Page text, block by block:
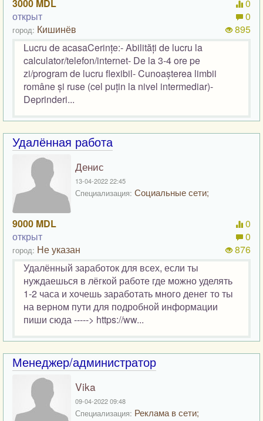
3000 MDL
открыт
город: Кишинёв
0
0
895
Lucru de acasaCerințe:- Abilități de lucru la
calculator/telefon/internet- De la 3-4 ore pe
zi/program de lucru flexibil- Cunoașterea limbii
române și ruse (cel puțin la nivel intermediar)-
Deprinderi...
Удалённая работа
Денис
13-04-2022 22:45
Специализация: Социальные сети;
9000 MDL
открыт
город: Не указан
0
0
876
Удалённый заработок для всех, если ты
нуждаешься в лёгкой работе где можно уделять
1-2 часа и хочешь заработать много денег то ты
на верном пути для подробной информации
пиши сюда -----> https://ww...
Менеджер/администратор
Vika
09-04-2022 09:48
Специализация: Реклама в сети;